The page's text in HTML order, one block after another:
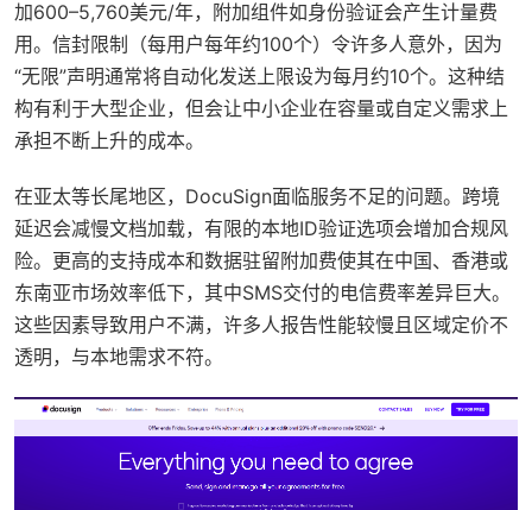
加600–5,760美元/年，附加组件如身份验证会产生计量费
用。信封限制（每用户每年约100个）令许多人意外，因为
“无限”声明通常将自动化发送上限设为每月约10个。这种结
构有利于大型企业，但会让中小企业在容量或自定义需求上
承担不断上升的成本。
在亚太等长尾地区，DocuSign面临服务不足的问题。跨境
延迟会减慢文档加载，有限的本地ID验证选项会增加合规风
险。更高的支持成本和数据驻留附加费使其在中国、香港或
东南亚市场效率低下，其中SMS交付的电信费率差异巨大。
这些因素导致用户不满，许多人报告性能较慢且区域定价不
透明，与本地需求不符。